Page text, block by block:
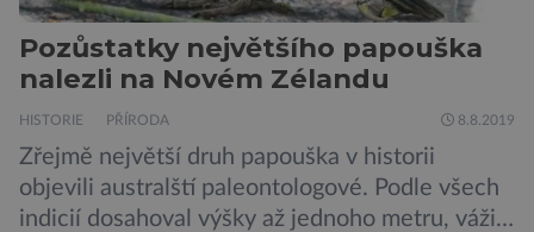
Pozůstatky největšího papouška
nalezli na Novém Zélandu
HISTORIE PŘÍRODA 8.8.2019
Zřejmě největší druh papouška v historii
objevili australští paleontologové. Podle všech
indicií dosahoval výšky až jednoho metru, vážil